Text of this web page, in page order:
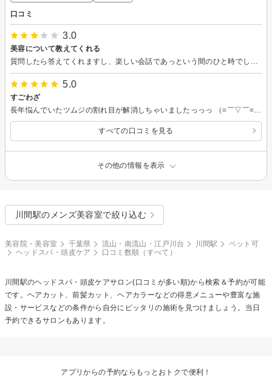
口コミ
3.0
美容について教えてくれる
5.0
すごわざ
すべての口コミを見る
その他の情報を表示
川間駅のメンズ美容室で絞り込む
美容院・美容室 千葉県 流山・南流山・江戸川台 川間駅
ペット可
ヘッドスパ・頭皮ケア
口コミ数順（すべて）
川間駅のヘッドスパ・頭皮ケアサロン(口コミが多い順)から検索＆予約が可能
です。ヘアカット、前髪カット、ヘアカラーなどの得意メニューや豊富な施
設・サービスなどの条件から自分にピッタリの施術を見つけましょう。当日
予約できるサロンもあります。
アプリからの予約ならもっとおトクで便利！